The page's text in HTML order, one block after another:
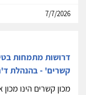
7/7/2026
דרושות מתמחות
קשרים' - בהנהלת
מכון קשרים הינו